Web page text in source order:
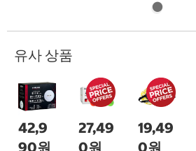
유사 상품
42,9
90원
27,49
0원
19,49
0원